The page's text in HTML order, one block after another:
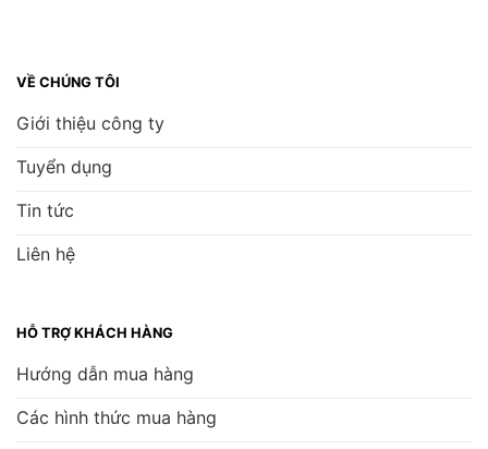
VỀ CHÚNG TÔI
Giới thiệu công ty
Tuyển dụng
Tin tức
Liên hệ
HỖ TRỢ KHÁCH HÀNG
Hướng dẫn mua hàng
Các hình thức mua hàng